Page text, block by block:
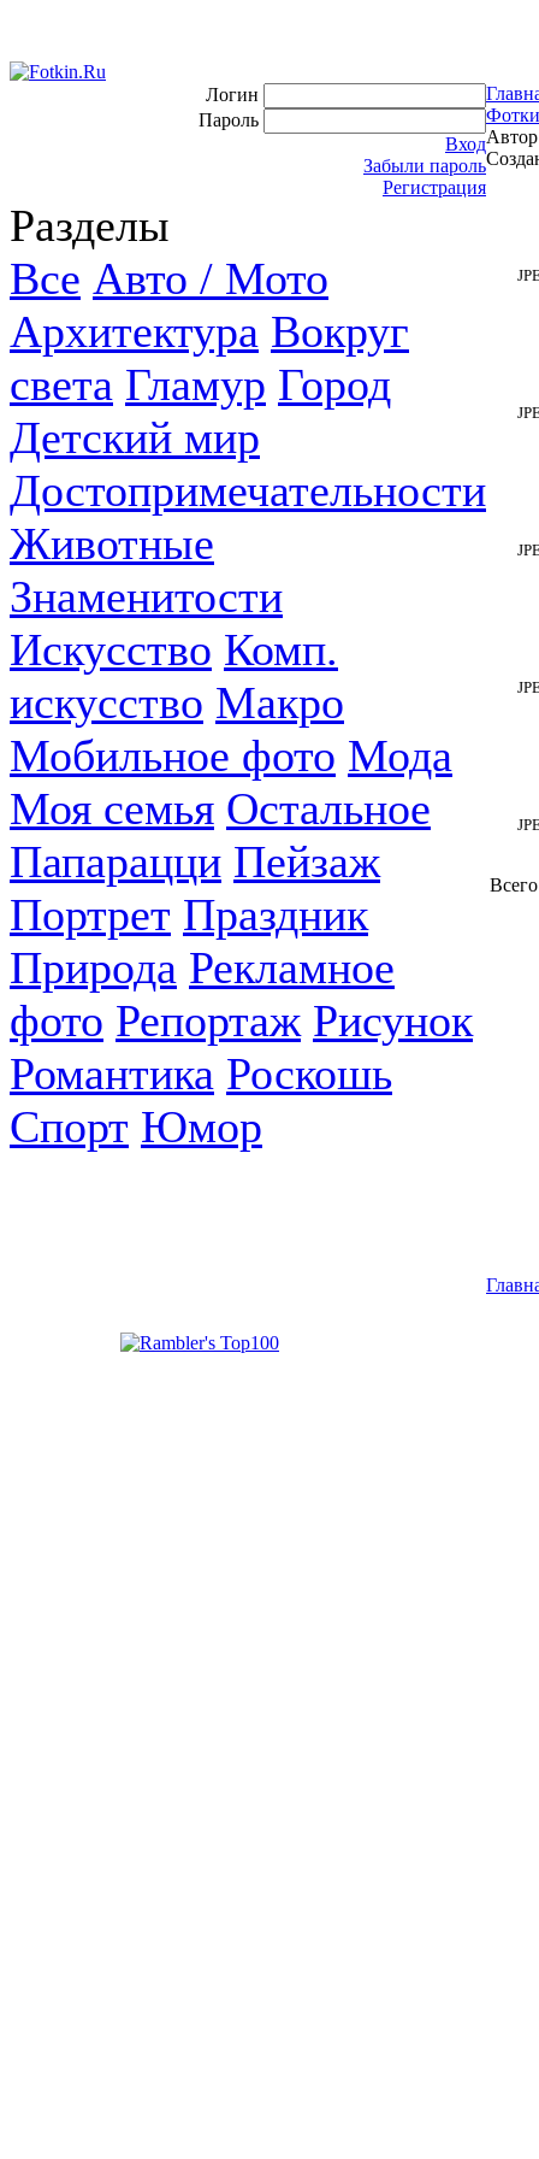
Логин
Пароль
Вход
Забыли пароль
Регистрация
Разделы
Все Авто / Мото
Архитектура Вокруг
света Гламур Город
Детский мир
Достопримечательности
Животные
Знаменитости
Искусство Комп.
искусство Макро
Мобильное фото Мода
Моя семья Остальное
Папарацци Пейзаж
Портрет Праздник
Природа Рекламное
фото Репортаж Рисунок
Романтика Роскошь
Спорт Юмор